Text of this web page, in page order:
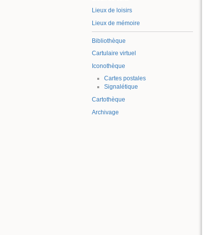
Lieux de loisirs
Lieux de mémoire
Bibliothèque
Cartulaire virtuel
Iconothèque
Cartes postales
Signalétique
Cartothèque
Archivage